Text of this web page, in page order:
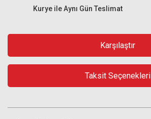
Kurye ile Aynı Gün Teslimat
Karşılaştır
Taksit Seçenekleri